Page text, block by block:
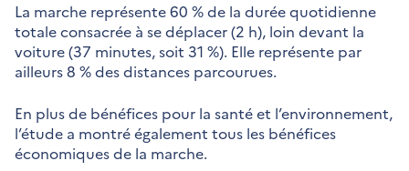
La marche représente 60 % de la durée quotidienne
totale consacrée à se déplacer (2 h), loin devant la
voiture (37 minutes, soit 31 %). Elle représente par
ailleurs 8 % des distances parcourues.
En plus de bénéfices pour la santé et l’environnement,
l’étude a montré également tous les bénéfices
économiques de la marche.